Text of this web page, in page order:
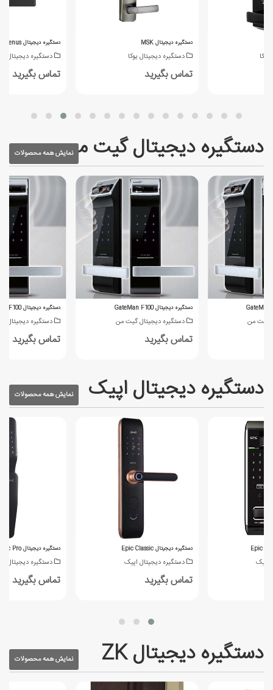
دستگیره دیجیتال Venus
دستگیره دیجیتال
تماس بگیرید
دستگیره دیجیتال MSK
دستگیره دیجیتال یوکا
تماس بگیرید
دستگیره دیجیتال گیت مننمایش همه محصولات
دستگیره دیجیتال GateMan F100
دستگیره دیجیتال
تماس بگیرید
دستگیره دیجیتال GateMan F100
دستگیره دیجیتال گیت من
تماس بگیرید
گیت من
دستگیره دیجیتال اپیک نمایش همه محصولات
دستگیره دیجیتال Epic Pro
دستگیره دیجیتال
تماس بگیرید
دستگیره دیجیتال Epic Classic
دستگیره دیجیتال اپیک
تماس بگیرید
اپیک
دستگیره دیجیتال ZK نمایش همه محصولات